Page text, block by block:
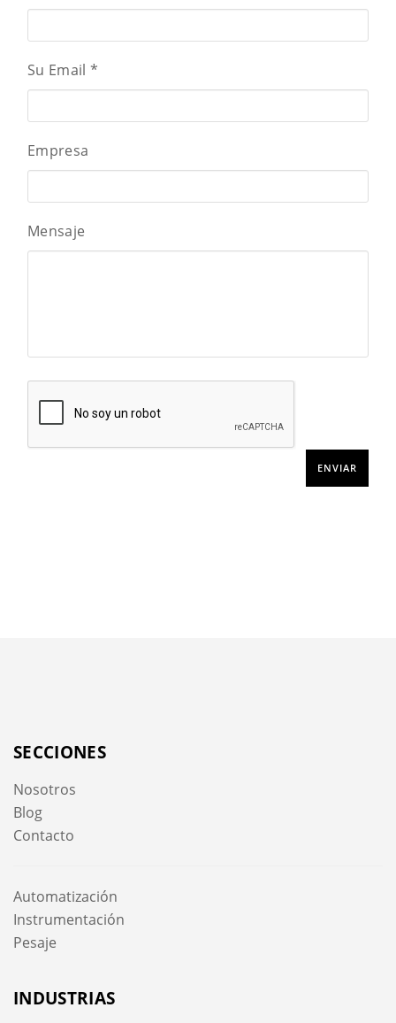
Su Email *
Empresa
Mensaje
SECCIONES
Nosotros
Blog
Contacto
Automatización
Instrumentación
Pesaje
INDUSTRIAS